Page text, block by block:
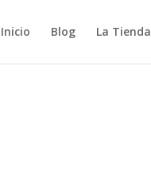
Inicio Blog La Tienda